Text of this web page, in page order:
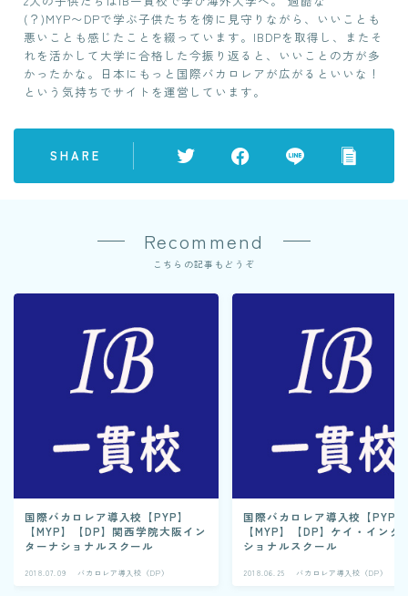
(？)MYP〜DPで学ぶ子供たちを傍に見守りながら、いいことも
悪いことも感じたことを綴っています。IBDPを取得し、またそ
れを活かして大学に合格した今振り返ると、いいことの方が多
かったかな。日本にもっと国際バカロレアが広がるといいな！
という気持ちでサイトを運営しています。
SHARE
Recommend
こちらの記事もどうぞ
国際バカロレア導入校【PYP】
【MYP】【DP】関西学院大阪イン
ターナショナルスクール
2018.07.09 バカロレア導入校（DP）
国際バカロレア導入校【PYP】
【MYP】【DP】ケイ・インタ
ショナルスクール
2018.06.25 バカロレア導入校（DP）